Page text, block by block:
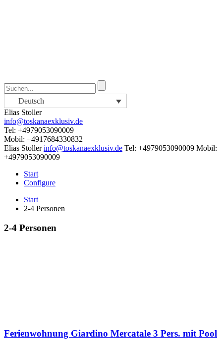
Deutsch
Elias Stoller
info@toskanaexklusiv.de
Tel: +4979053090009
Mobil: +4917684330832
Elias Stoller info@toskanaexklusiv.de Tel: +4979053090009 Mobil:
+4979053090009
Start
Configure
Start
2-4 Personen
2-4 Personen
Ferienwohnung Giardino Mercatale 3 Pers. mit Pool